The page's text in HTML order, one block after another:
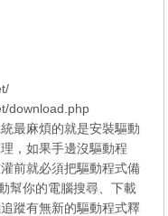
download.php
最麻煩的就是安裝驅動
，如果手邊沒驅動程
前就必須把驅動程式備
幫你的電腦搜尋、下載
蹤有無新的驅動程式釋